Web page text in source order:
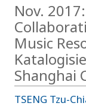
Nov.
Music
Shanghai
TSENG Tzu-